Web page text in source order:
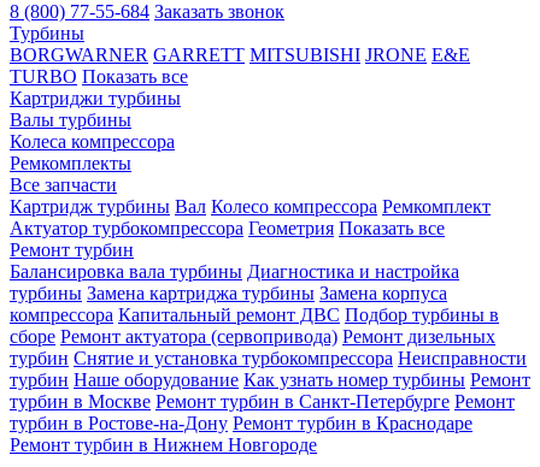
8 (800) 77-55-684 Заказать звонок
Турбины
BORGWARNER GARRETT MITSUBISHI JRONE E&E
TURBO Показать все
Картриджи турбины
Валы турбины
Колеса компрессора
Ремкомплекты
Все запчасти
Картридж турбины Вал Колесо компрессора Ремкомплект
Актуатор турбокомпрессора Геометрия Показать все
Ремонт турбин
Балансировка вала турбины Диагностика и настройка
турбины Замена картриджа турбины Замена корпуса
компрессора Капитальный ремонт ДВС Подбор турбины в
сборе Ремонт актуатора (сервопривода) Ремонт дизельных
турбин Снятие и установка турбокомпрессора Неисправности
турбин Наше оборудование Как узнать номер турбины Ремонт
турбин в Москве Ремонт турбин в Санкт-Петербурге Ремонт
турбин в Ростове-на-Дону Ремонт турбин в Краснодаре
Ремонт турбин в Нижнем Новгороде